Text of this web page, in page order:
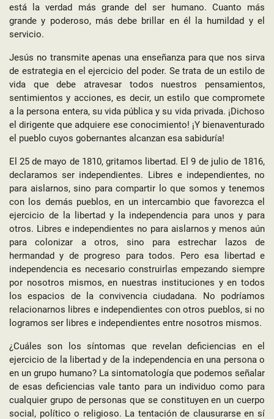
está la verdad más grande del ser humano. Cuanto más
grande y poderoso, más debe brillar en él la humildad y el
servicio.
Jesús no transmite apenas una enseñanza para que nos sirva
de estrategia en el ejercicio del poder. Se trata de un estilo de
vida que debe atravesar todos nuestros pensamientos,
sentimientos y acciones, es decir, un estilo que compromete
a la persona entera, su vida pública y su vida privada. ¡Dichoso
el dirigente que adquiere ese conocimiento! ¡Y bienaventurado
el pueblo cuyos gobernantes alcanzan esa sabiduría!
El 25 de mayo de 1810, gritamos libertad. El 9 de julio de 1816,
declaramos ser independientes. Libres e independientes, no
para aislarnos, sino para compartir lo que somos y tenemos
con los demás pueblos, en un intercambio que favorezca el
ejercicio de la libertad y la independencia para unos y para
otros. Libres e independientes no para aislarnos y menos aún
para colonizar a otros, sino para estrechar lazos de
hermandad y de progreso para todos. Pero esa libertad e
independencia es necesario construirlas empezando siempre
por nosotros mismos, en nuestras instituciones y en todos
los espacios de la convivencia ciudadana. No podríamos
relacionarnos libres e independientes con otros pueblos, si no
logramos ser libres e independientes entre nosotros mismos.
¿Cuáles son los síntomas que revelan deficiencias en el
ejercicio de la libertad y de la independencia en una persona o
en un grupo humano? La sintomatología que podemos señalar
de esas deficiencias vale tanto para un individuo como para
cualquier grupo de personas que se constituyen en un cuerpo
social, político o religioso. La tentación de clausurarse en sí